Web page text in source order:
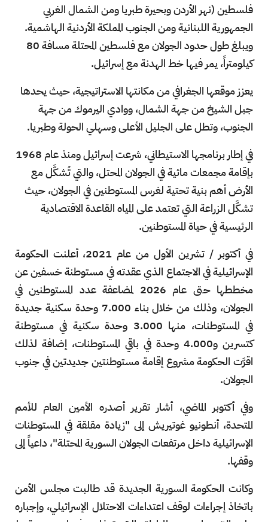
فلسطين (نهر الأردن وبحيرة طبريا ومن الشمال الغربي
الجمهورية اللبنانية ومن الجنوب المملكة الأردنية الهاشمية.
ويبلغ طول حدود الجولان مع فلسطين المحتلة مسافة 80
كيلومتراً، يمر فيها خط الهدنة مع إسرائيل.
يعزز موقعها الجغرافي من مكانتها الاستراتيجية، حيث يحدها
جبل الشيخ من جهة الشمال، ووادي اليرموك من جهة
الجنوب، وتطل على الجليل الأعلى وسهلي الحولة وطبريا.
في إطار برنامجها الاستيطاني، شرعت إسرائيل ومنذ عام 1968
بإقامة مجمعات مائية في الجولان المحتل، والتي تُشكَّل مع
الأرض أهم بنية تحتية لغرس المستوطنين في الجولان، حيث
تشكَّل الزراعة التي تعتمد على المياه القاعدة الاقتصادية
الرئيسية في حياة المستوطنين.
في أكتوبر / تشرين الأول من عام 2021، أعلنت الحكومة
الإسرائيلية في الاجتماع الذي عقدته في مستوطنة خسفين عن
مخططها حتى عام 2026 لمضاعفة عدد المستوطنين في
الجولان، وذلك من خلال بناء 7.000 وحدة سكنية جديدة
في المستوطنات، منها 3.000 وحدة سكنية في مستوطنة
كتسرين و4.000 وحدة في باقي المستوطنات، إضافة لذلك
اقرَّت الحكومة مشروع إقامة مستوطنتين جديدتين في جنوب
الجولان.
وفي أكتوبر الماضي،أشار تقرير أصدره الأمين العام للأمم
المتحدة، أنطونيو غوتيريش إلى "زيادة مقلقة في المستوطنات
الإسرائيلية داخل مرتفعات الجولان السورية المحتلة"، داعياً إلى
وقفها.
وكانت الحكومة السورية الجديدة قد طالبت مجلس الأمن
باتخاذ إجراءات لوقف اعتداءات الاحتلال الإسرائيلي، وإجباره